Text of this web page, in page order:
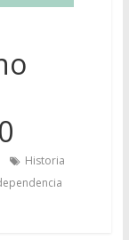
Historia